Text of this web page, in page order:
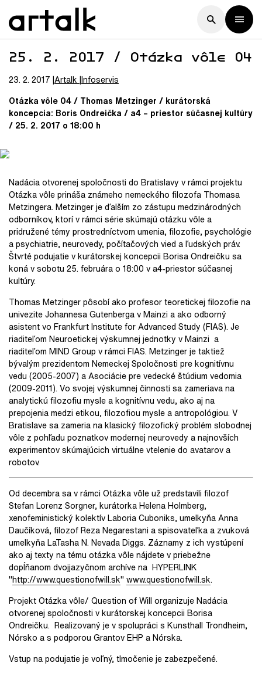
25. 2. 2017 / Otázka vôle 04
23. 2. 2017 Artalk Infoservis
Otázka vôle 04 / Thomas Metzinger / kurátorská
koncepcia: Boris Ondreička / a4 – priestor súčasnej kultúry
/ 25. 2. 2017 o 18:00 h
Nadácia otvorenej spoločnosti do Bratislavy v rámci projektu
Otázka vôle prináša známeho nemeckého filozofa Thomasa
Metzingera. Metzinger je ďalším zo zástupu medzinárodných
odborníkov, ktorí v rámci série skúmajú otázku vôle a
pridružené témy prostredníctvom umenia, filozofie, psychológie
a psychiatrie, neurovedy, počítačových vied a ľudských práv.
Štvrté podujatie v kurátorskej koncepcii Borisa Ondreičku sa
koná v sobotu 25. februára o 18:00 v a4-priestor súčasnej
kultúry.
Thomas Metzinger pôsobí ako profesor teoretickej filozofie na
univezite Johannesa Gutenberga v Mainzi a ako odborný
asistent vo Frankfurt Institute for Advanced Study (FIAS). Je
riaditeľom Neuroetickej výskumnej jednotky v Mainzi a
riaditeľom MIND Group v rámci FIAS. Metzinger je taktiež
bývalým prezidentom Nemeckej Spoločnosti pre kognitívnu
vedu (2005-2007) a Asociácie pre vedecké štúdium vedomia
(2009-2011). Vo svojej výskumnej činnosti sa zameriava na
analytickú filozofiu mysle a kognitívnu vedu, ako aj na
prepojenia medzi etikou, filozofiou mysle a antropológiou. V
Bratislave sa zameria na klasický filozofický problém slobodnej
vôle z pohľadu poznatkov modernej neurovedy a najnovších
experimentov skúmajúcich virtuálne vtelenie do avatarov a
robotov.
Od decembra sa v rámci Otázka vôle už predstavili filozof
Stefan Lorenz Sorgner, kurátorka Helena Holmberg,
xenofeministický kolektív Laboria Cuboniks, umelkyňa Anna
Daučíková, filozof Reza Negarestani a spisovateľka a zvuková
umelkyňa LaTasha N. Nevada Diggs. Záznamy z ich vystúpení
ako aj texty na tému otázka vôle nájdete v priebežne
dopĺňanom dvojjazyčnom archíve na HYPERLINK
"http://www.questionofwill.sk" www.questionofwill.sk.
Projekt Otázka vôle/ Question of Will organizuje Nadácia
otvorenej spoločnosti v kurátorskej koncepcii Borisa
Ondreičku. Realizovaný je v spolupráci s Kunsthall Trondheim,
Nórsko a s podporou Grantov EHP a Nórska.
Vstup na podujatie je voľný, tlmočenie je zabezpečené.